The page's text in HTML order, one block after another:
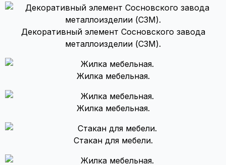
Декоративный элемент Сосновского завода
металлоизделии (СЗМ).
Жилка мебельная.
Жилка мебельная.
Стакан для мебели.